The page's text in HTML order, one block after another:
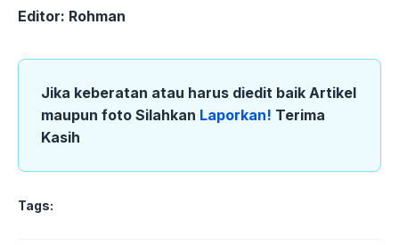
Editor: Rohman
Jika keberatan atau harus diedit baik Artikel
maupun foto Silahkan Laporkan! Terima
Kasih
Tags: